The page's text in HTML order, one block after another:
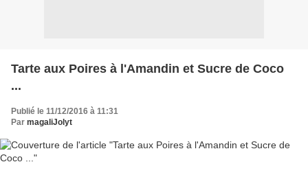
Tarte aux Poires à l'Amandin et Sucre de Coco
...
Publié le 11/12/2016 à 11:31
Par magaliJolyt